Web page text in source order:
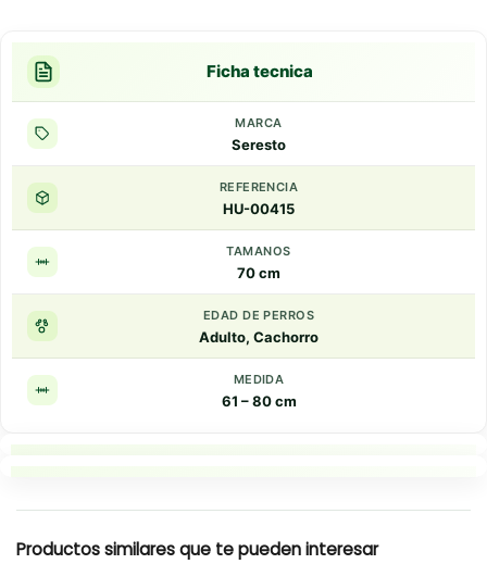
Ficha tecnica
MARCA
Seresto
REFERENCIA
HU-00415
TAMANOS
70 cm
EDAD DE PERROS
Adulto, Cachorro
MEDIDA
61 – 80 cm
Productos similares que te pueden interesar